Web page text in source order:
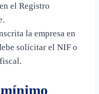
el Registro
la empresa en
solicitar el NIF o